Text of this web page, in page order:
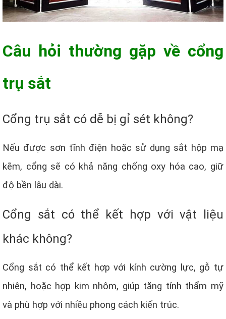
Câu hỏi thường gặp về cổng
trụ sắt
Cổng trụ sắt có dễ bị gỉ sét không?
Nếu được sơn tĩnh điện hoặc sử dụng sắt hộp mạ
kẽm, cổng sẽ có khả năng chống oxy hóa cao, giữ
độ bền lâu dài.
Cổng sắt có thể kết hợp với vật liệu
khác không?
Cổng sắt có thể kết hợp với kính cường lực, gỗ tự
nhiên, hoặc hợp kim nhôm, giúp tăng tính thẩm mỹ
và phù hợp với nhiều phong cách kiến trúc.